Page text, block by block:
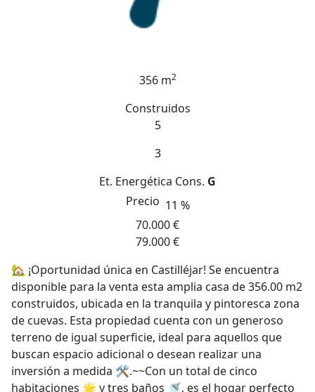
356 m2
Construidos
5
3
Et. Energética Cons. G
Precio 11 %
70.000 €
79.000 €
🏡 ¡Oportunidad única en Castilléjar! Se encuentra
disponible para la venta esta amplia casa de 356.00 m2
construidos, ubicada en la tranquila y pintoresca zona
de cuevas. Esta propiedad cuenta con un generoso
terreno de igual superficie, ideal para aquellos que
buscan espacio adicional o desean realizar una
inversión a medida 🛠️.~~Con un total de cinco
habitaciones 🌟 y tres baños 🚿, es el hogar perfecto